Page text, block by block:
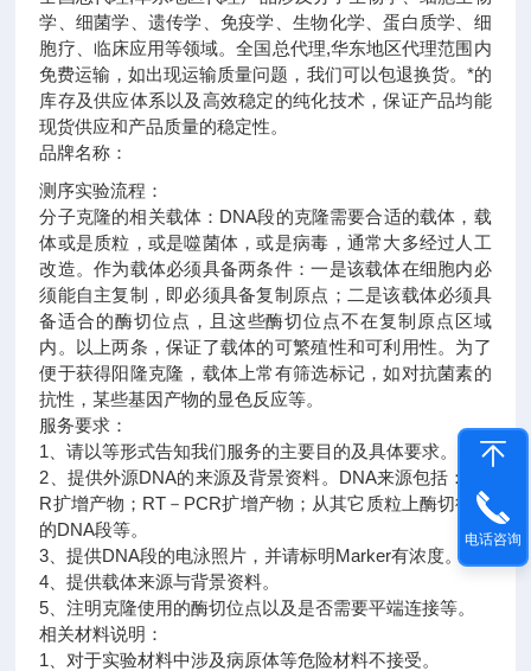
学、细菌学、遗传学、免疫学、生物化学、蛋白质学、细
胞疗、临床应用等领域。全国总代理,华东地区代理范围内
免费运输，如出现运输质量问题，我们可以包退换货。 *的
库存及供应体系以及高效稳定的纯化技术，保证产品均能
现货供应和产品质量的稳定性。
品牌名称：
测序实验流程：
分子克隆的相关载体：DNA段的克隆需要合适的载体，载
体或是质粒，或是噬菌体，或是病毒，通常大多经过人工
改造。作为载体必须具备两条件：一是该载体在细胞内必
须能自主复制，即必须具备复制原点；二是该载体必须具
备适合的酶切位点，且这些酶切位点不在复制原点区域
内。以上两条，保证了载体的可繁殖性和可利用性。为了
便于获得阳隆克隆，载体上常有筛选标记，如对抗菌素的
抗性，某些基因产物的显色反应等。
服务要求：
1、请以等形式告知我们服务的主要目的及具体要求。
2、提供外源DNA的来源及背景资料。DNA来源包括：PC
R扩增产物；RT－PCR扩增产物；从其它质粒上酶切得到
的DNA段等。
3、提供DNA段的电泳照片，并请标明Marker有浓度。
4、提供载体来源与背景资料。
5、注明克隆使用的酶切位点以及是否需要平端连接等。
相关材料说明：
1、对于实验材料中涉及病原体等危险材料不接受。
电话咨询